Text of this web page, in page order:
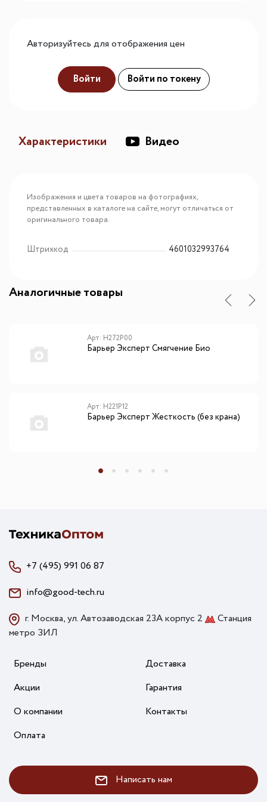
Авторизуйтесь для отображения цен
Войти Войти по токену
Характеристики Видео
Изображения и цвета товаров на фотографиях,
представленных в каталоге на сайте, могут отличаться от
оригинального товара.
Штрихкод 4601032993764
Аналогичные товары
Арт: Н272Р00
Барьер Эксперт Смягчение Био
Арт: Н221Р12
Барьер Эксперт Жесткость (без крана)
+7 (495) 991 06 87
info@good-tech.ru
г. Москва, ул. Автозаводская 23А корпус 2
Станция
метро ЗИЛ
Бренды
Акции
О компании
Оплата
Доставка
Гарантия
Контакты
Написать нам